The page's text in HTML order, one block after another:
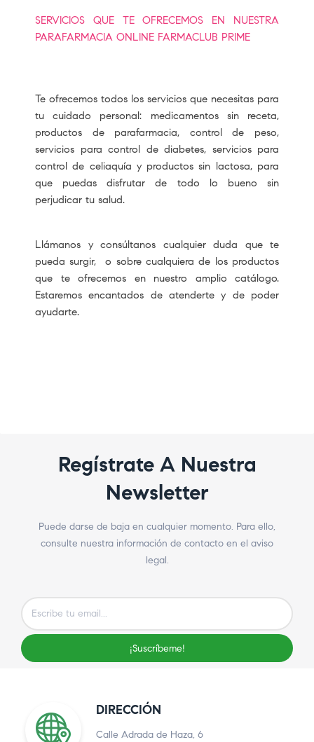
SERVICIOS QUE TE OFRECEMOS EN NUESTRA
PARAFARMACIA ONLINE FARMACLUB PRIME
Te ofrecemos todos los servicios que necesitas para
tu cuidado personal: medicamentos sin receta,
productos de parafarmacia, control de peso,
servicios para control de diabetes, servicios para
control de celiaquía y productos sin lactosa, para
que puedas disfrutar de todo lo bueno sin
perjudicar tu salud.
Llámanos y consúltanos cualquier duda que te
pueda surgir, o sobre cualquiera de los productos
que te ofrecemos en nuestro amplio catálogo.
Estaremos encantados de atenderte y de poder
ayudarte.
Regístrate A Nuestra
Newsletter
Puede darse de baja en cualquier momento. Para ello,
consulte nuestra información de contacto en el aviso
legal.
¡Suscríbeme!
DIRECCIÓN
Calle Adrada de Haza, 6